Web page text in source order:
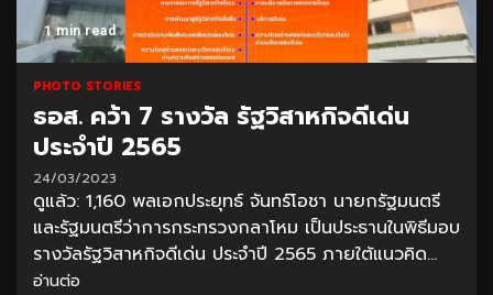
1 min read
PHOTO STORIES
ธอส. คว้า 7 รางวัล รัฐวิสาหกิจดีเด่น
ประจำปี 2565
24/03/2023
ดูแล้ว: 1,160 พลเอกประยุทธ์ จันทร์โอชา นายกรัฐมนตรี
และรัฐมนตรีว่าการกระทรวงกลาโหม เป็นประธานในพิธีมอบ
รางวัลรัฐวิสาหกิจดีเด่น ประจำปี 2565 ภายใต้แนวคิด...
อ่านต่อ